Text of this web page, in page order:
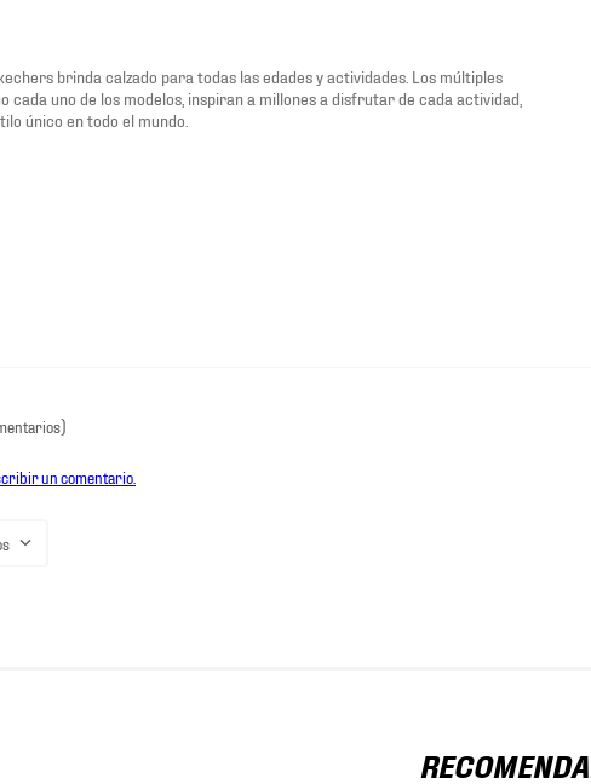
brinda calzado para todas las edades y actividades. Los múltiples
cada uno de los modelos, inspiran a millones a disfrutar de cada actividad,
único en todo el mundo.
un comentario.